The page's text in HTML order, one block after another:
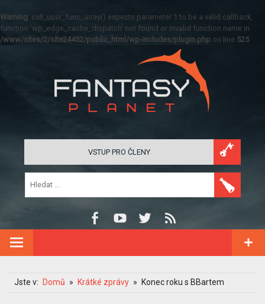
Warning: call_user_func_array() expects parameter 1 to be a valid callback,
function 'wp_edge_cache_dispatch' not found or invalid function name in
/www/sites/2/site24452/public_html/wp-includes/plugin.php on line 525
VSTUP PRO ČLENY
Jste v: Domů Krátké zprávy Konec roku s BBartem